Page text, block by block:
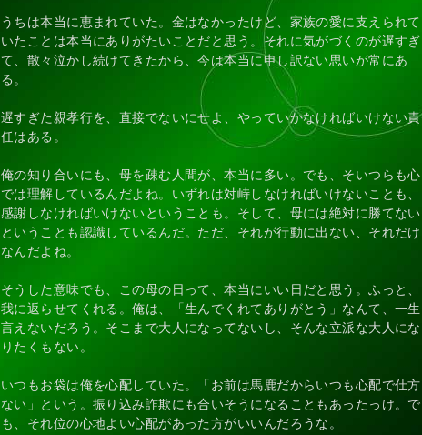
うちは本当に恵まれていた。金はなかったけど、家族の愛に支えられて
いたことは本当にありがたいことだと思う。それに気がづくのが遅すぎ
て、散々泣かし続けてきたから、今は本当に申し訳ない思いが常にあ
る。
遅すぎた親孝行を、直接でないにせよ、やっていかなければいけない責
任はある。
俺の知り合いにも、母を疎む人間が、本当に多い。でも、そいつらも心
では理解しているんだよね。いずれは対峙しなければいけないことも、
感謝しなければいけないということも。そして、母には絶対に勝てない
ということも認識しているんだ。ただ、それが行動に出ない、それだけ
なんだよね。
そうした意味でも、この母の日って、本当にいい日だと思う。ふっと、
我に返らせてくれる。俺は、「生んでくれてありがとう」なんて、一生
言えないだろう。そこまで大人になってないし、そんな立派な大人にな
りたくもない。
いつもお袋は俺を心配していた。「お前は馬鹿だからいつも心配で仕方
ない」という。振り込み詐欺にも合いそうになることもあったっけ。で
も、それ位の心地よい心配があった方がいいんだろうな。